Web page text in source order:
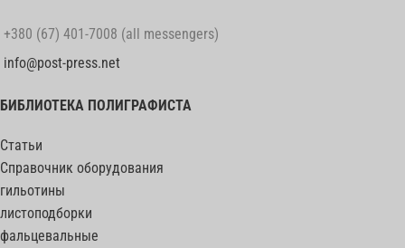
+380 (67) 401-7008 (all messengers)
info@post-press.net
БИБЛИОТЕКА ПОЛИГРАФИСТА
Статьи
Справочник оборудования
гильотины
листоподборки
фальцевальные